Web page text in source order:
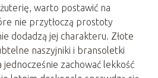
warto postawić na
nie przytłoczą prostoty
dodadzą jej charakteru. Złote
naszyjniki i bransoletki
jednocześnie zachować lekkość